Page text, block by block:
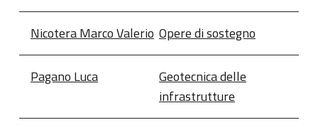
Nicotera Marco Valerio Opere di sostegno
Pagano Luca
Geotecnica delle
infrastrutture